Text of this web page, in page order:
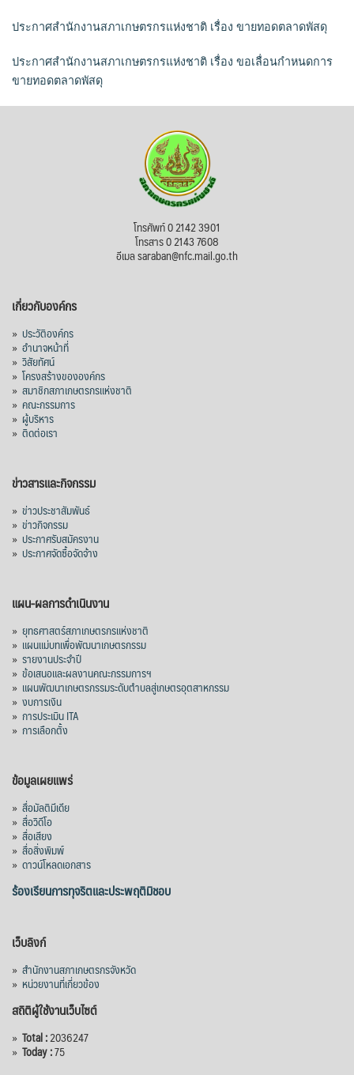
ประกาศสำนักงานสภาเกษตรกรแห่งชาติ เรื่อง ขายทอดตลาดพัสดุ
ประกาศสำนักงานสภาเกษตรกรแห่งชาติ เรื่อง ขอเลื่อนกำหนดการ
ขายทอดตลาดพัสดุ
โทรศัพท์ 0 2142 3901
โทรสาร 0 2143 7608
อีเมล saraban@nfc.mail.go.th
เกี่ยวกับองค์กร
» ประวัติองค์กร
» อำนาจหน้าที่
» วิสัยทัศน์
» โครงสร้างขององค์กร
» สมาชิกสภาเกษตรกรแห่งชาติ
» คณะกรรมการ
» ผู้บริหาร
» ติดต่อเรา
ข่าวสารและกิจกรรม
» ข่าวประชาสัมพันธ์
» ข่าวกิจกรรม
» ประกาศรับสมัครงาน
» ประกาศจัดซื้อจัดจ้าง
แผน-ผลการดำเนินงาน
» ยุทธศาสตร์สภาเกษตรกรแห่งชาติ
» แผนแม่บทเพื่อพัฒนาเกษตรกรรม
» รายงานประจำปี
» ข้อเสนอและผลงานคณะกรรมการฯ
» แผนพัฒนาเกษตรกรรมระดับตำบลสู่เกษตรอุตสาหกรรม
» งบการเงิน
» การประเมิน ITA
» การเลือกตั้ง
ข้อมูลเผยแพร่
» สื่อมัลติมีเดีย
» สื่อวิดีโอ
» สื่อเสียง
» สื่อสิ่งพิมพ์
» ดาวน์โหลดเอกสาร
ร้องเรียนการทุจริตและประพฤติมิชอบ
เว็บลิงก์
» สำนักงานสภาเกษตรกรจังหวัด
» หน่วยงานที่เกี่ยวข้อง
สถิติผู้ใช้งานเว็บไซต์
» Total :2036247
» Today :75